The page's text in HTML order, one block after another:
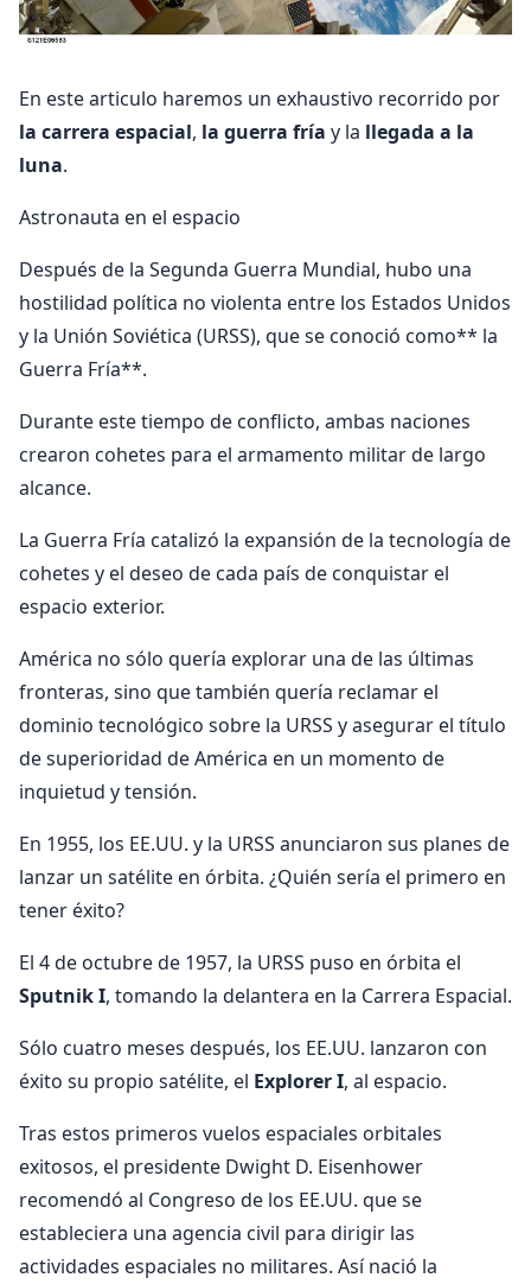
En este articulo haremos un exhaustivo recorrido por
la carrera espacial, la guerra fría y la llegada a la
luna.
Astronauta en el espacio
Después de la Segunda Guerra Mundial, hubo una
hostilidad política no violenta entre los Estados Unidos
y la Unión Soviética (URSS), que se conoció como** la
Guerra Fría**.
Durante este tiempo de conflicto, ambas naciones
crearon cohetes para el armamento militar de largo
alcance.
La Guerra Fría catalizó la expansión de la tecnología de
cohetes y el deseo de cada país de conquistar el
espacio exterior.
América no sólo quería explorar una de las últimas
fronteras, sino que también quería reclamar el
dominio tecnológico sobre la URSS y asegurar el título
de superioridad de América en un momento de
inquietud y tensión.
En 1955, los EE.UU. y la URSS anunciaron sus planes de
lanzar un satélite en órbita. ¿Quién sería el primero en
tener éxito?
El 4 de octubre de 1957, la URSS puso en órbita el
Sputnik I, tomando la delantera en la Carrera Espacial.
Sólo cuatro meses después, los EE.UU. lanzaron con
éxito su propio satélite, el Explorer I, al espacio.
Tras estos primeros vuelos espaciales orbitales
exitosos, el presidente Dwight D. Eisenhower
recomendó al Congreso de los EE.UU. que se
estableciera una agencia civil para dirigir las
actividades espaciales no militares. Así nació la